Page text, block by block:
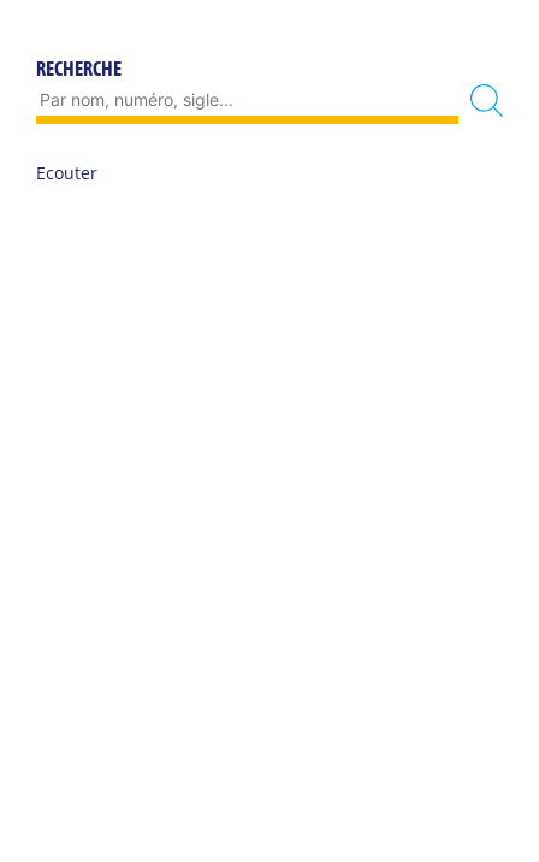
RECHERCHE
Ecouter